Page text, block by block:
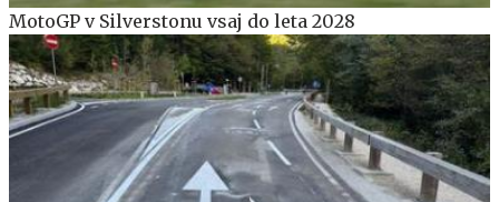
MotoGP v Silverstonu vsaj do leta 2028